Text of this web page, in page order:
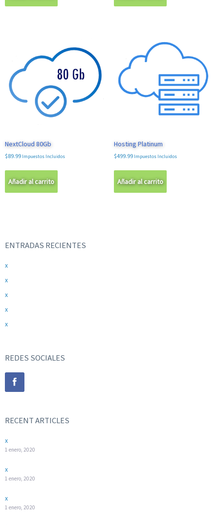
NextCloud 80Gb
$89.99 Impuestos Incluidos
Añadir al carrito
Hosting Platinum
$499.99 Impuestos Incluidos
Añadir al carrito
ENTRADAS RECIENTES
x
x
x
x
x
REDES SOCIALES
RECENT ARTICLES
x
1 enero, 2020
x
1 enero, 2020
x
1 enero, 2020